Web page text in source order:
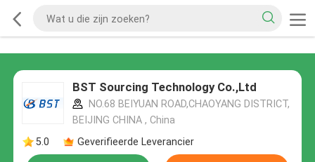
BST Sourcing Technology Co.,Ltd
NO.68 BEIYUAN ROAD,CHAOYANG DISTRICT,
BEIJING CHINA , China
5.0
Geverifieerde Leverancier